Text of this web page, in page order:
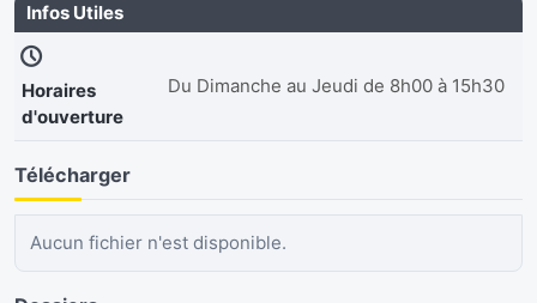
Infos Utiles
Horaires
d'ouverture
Du Dimanche au Jeudi de 8h00 à 15h30
Télécharger
Aucun fichier n'est disponible.